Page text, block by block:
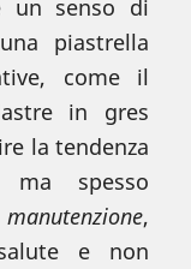
un senso di
piastrella
come il
in gres
la tendenza
ma spesso
,
e non